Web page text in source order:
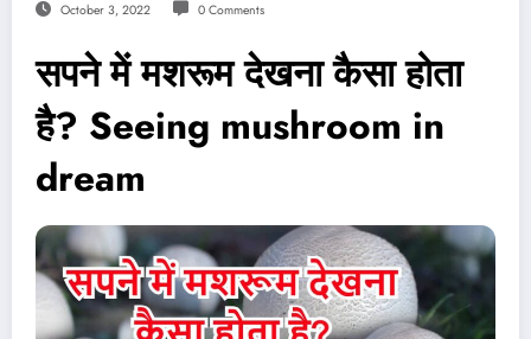
October 3, 2022 0 Comments
सपने में मशरूम देखना कैसा होता
है? Seeing mushroom in
dream